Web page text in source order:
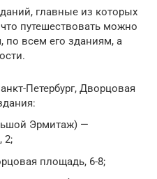
главные из которых
путешествовать можно
по всем его зданиям, а
Петербург, Дворцовая
Эрмитаж) —
2;
площадь, 6-8;